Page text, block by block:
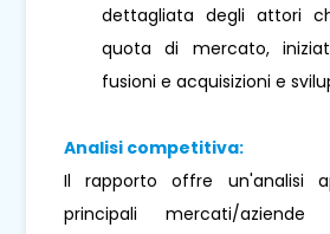
dettagliata degli attori
quota di mercato,
fusioni e acquisizioni e
Analisi competitiva:
Il rapporto offre un'analisi
principali mercati/